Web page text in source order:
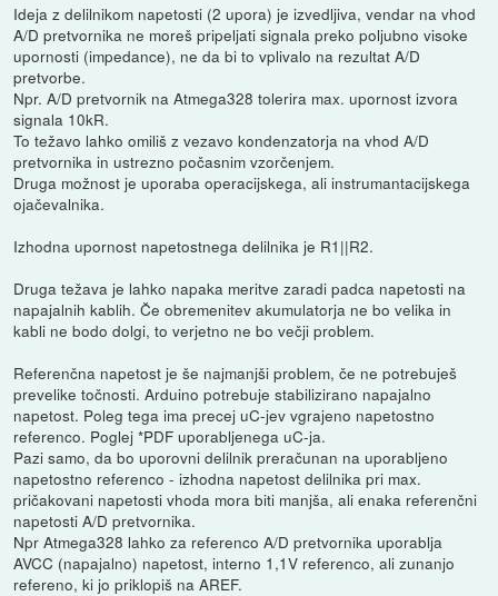
Ideja z delilnikom napetosti (2 upora) je izvedljiva, vendar na vhod
A/D pretvornika ne moreš pripeljati signala preko poljubno visoke
upornosti (impedance), ne da bi to vplivalo na rezultat A/D
pretvorbe.
Npr. A/D pretvornik na Atmega328 tolerira max. upornost izvora
signala 10kR.
To težavo lahko omiliš z vezavo kondenzatorja na vhod A/D
pretvornika in ustrezno počasnim vzorčenjem.
Druga možnost je uporaba operacijskega, ali instrumantacijskega
ojačevalnika.
Izhodna upornost napetostnega delilnika je R1||R2.
Druga težava je lahko napaka meritve zaradi padca napetosti na
napajalnih kablih. Če obremenitev akumulatorja ne bo velika in
kabli ne bodo dolgi, to verjetno ne bo večji problem.
Referenčna napetost je še najmanjši problem, če ne potrebuješ
prevelike točnosti. Arduino potrebuje stabilizirano napajalno
napetost. Poleg tega ima precej uC-jev vgrajeno napetostno
referenco. Poglej *PDF uporabljenega uC-ja.
Pazi samo, da bo uporovni delilnik preračunan na uporabljeno
napetostno referenco - izhodna napetost delilnika pri max.
pričakovani napetosti vhoda mora biti manjša, ali enaka referenčni
napetosti A/D pretvornika.
Npr Atmega328 lahko za referenco A/D pretvornika uporablja
AVCC (napajalno) napetost, interno 1,1V referenco, ali zunanjo
refereno, ki jo priklopiš na AREF.